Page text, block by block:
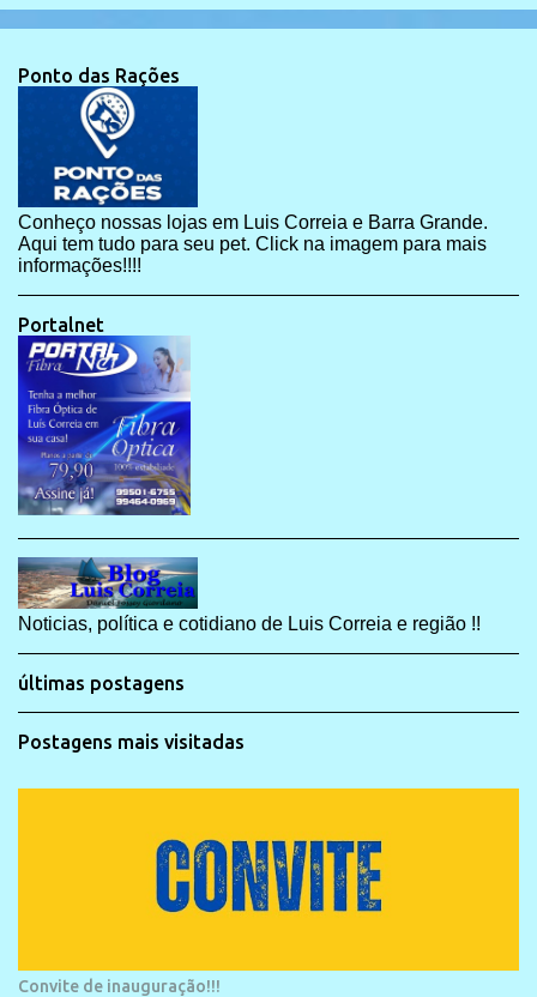
Ponto das Rações
Conheço nossas lojas em Luis Correia e Barra Grande.
Aqui tem tudo para seu pet. Click na imagem para mais
informações!!!!
Portalnet
Noticias, política e cotidiano de Luis Correia e região !!
últimas postagens
Postagens mais visitadas
Convite de inauguração!!!